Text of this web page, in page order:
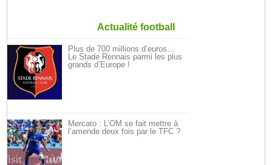
Actualité football
Plus de 700 millions d’euros…
Le Stade Rennais parmi les plus
grands d’Europe !
Mercato : L’OM se fait mettre à
l’amende deux fois par le TFC ?